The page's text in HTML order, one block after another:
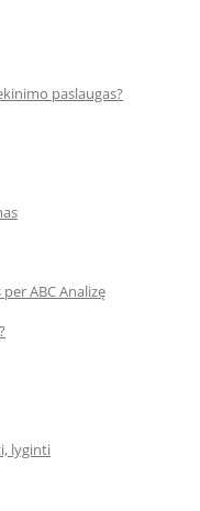
paslaugas?
ABC Analizę
lyginti